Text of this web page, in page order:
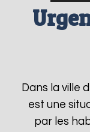
Dans la ville
est une
par les